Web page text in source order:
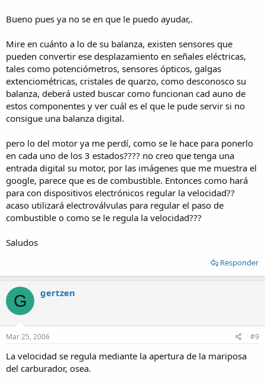
aprox) hasta que las RPM lleguen al minimo de la primera fase
- 2da Fase, pasadas las RPM minimas de la 1ra, se acciona al
acelerador a un 100%.
Las fases de aceleracion las pense porque, en un motor naftero a
carburador, al acelerar a fondo estando en ralenti se ahoga un poco
y no rendiria adecuadamente a bajo regimen afectando la eficacia
de la prueba.
Balanza:
Lamentablemente es mecanica, pero preferiria incorporar una
digital. Te describo el banco, es el motor, cuyo cigueñal esta
vinculado a un eje y este es frenado por un freno hidráulico. Se
transmite la fuerza por una palanca cuyo extremo "tira"
verticalmente hacia abajo de una balanza mecanica. Aunque no lo
parezca es un metodo preciso y util.
voy a intentar incorporar una.
Lo que principalmente le interesa al preparador del motor, es la
curva de potencia del motor. Computarizar traería mucha agilidad al
y bue, eso seria el asunto, muchas gracias por responder, saludos!!
Bueno pues ya no se en que le puedo ayudar,.
Mire en cuánto a lo de su balanza, existen sensores que
pueden convertir ese desplazamiento en señales eléctricas,
tales como potenciómetros, sensores ópticos, galgas
extenciométricas, cristales de quarzo, como desconosco su
balanza, deberá usted buscar como funcionan cad auno de
estos componentes y ver cuál es el que le pude servir si no
consigue una balanza digital.
pero lo del motor ya me perdí, como se le hace para ponerlo
en cada uno de los 3 estados???? no creo que tenga una
entrada digital su motor, por las imágenes que me muestra el
google, parece que es de combustible. Entonces como hará
para con dispositivos electrónicos regular la velocidad??
acaso utilizará electroválvulas para regular el paso de
combustible o como se le regula la velocidad???
Saludos
Responder
G gertzen
Mar 25, 2006 #9
La velocidad se regula mediante la apertura de la mariposa
del carburador, osea.